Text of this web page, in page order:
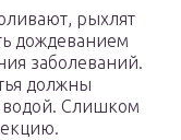
рыхлят
дождеванием
заболеваний.
должны
водой. Слишком